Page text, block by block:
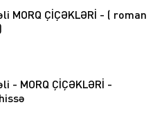
MORQ ÇİÇƏKLƏRİ - ( roman
- MORQ ÇİÇƏKLƏRİ -